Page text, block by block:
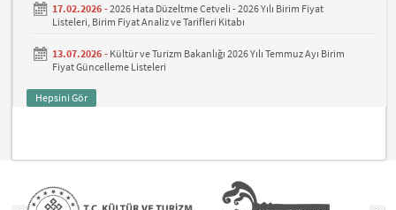
17.02.2026 -2026 Hata Düzeltme Cetveli - 2026 Yılı Birim Fiyat
Listeleri, Birim Fiyat Analiz ve Tarifleri Kitabı
13.07.2026 - Kültür ve Turizm Bakanlığı 2026 Yılı Temmuz Ayı Birim
Fiyat Güncelleme Listeleri
Hepsini Gör